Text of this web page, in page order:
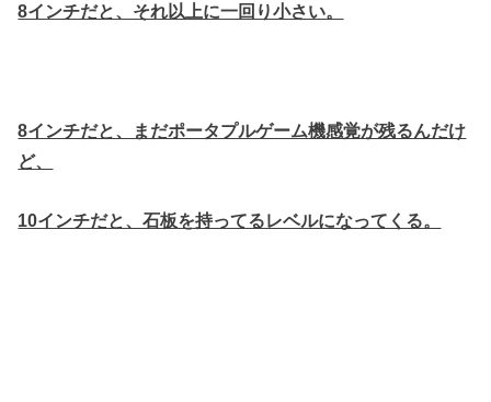
8インチだと、それ以上に一回り小さい。
8インチだと、まだポータプルゲーム機感覚が残るんだけ
ど、
10インチだと、石板を持ってるレベルになってくる。